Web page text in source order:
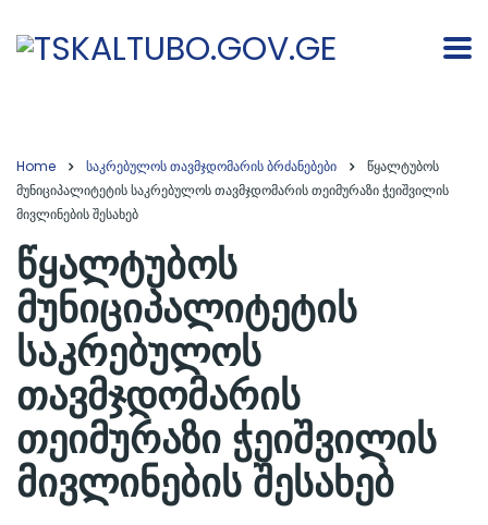
Home საკრებულოს თავმჯდომარის ბრძანებები
წყალტუბოს
მუნიციპალიტეტის საკრებულოს თავმჯდომარის თეიმურაზი ჭეიშვილის
მივლინების შესახებ
წყალტუბოს
მუნიციპალიტეტის
საკრებულოს
თავმჯდომარის
თეიმურაზი ჭეიშვილის
მივლინების შესახებ